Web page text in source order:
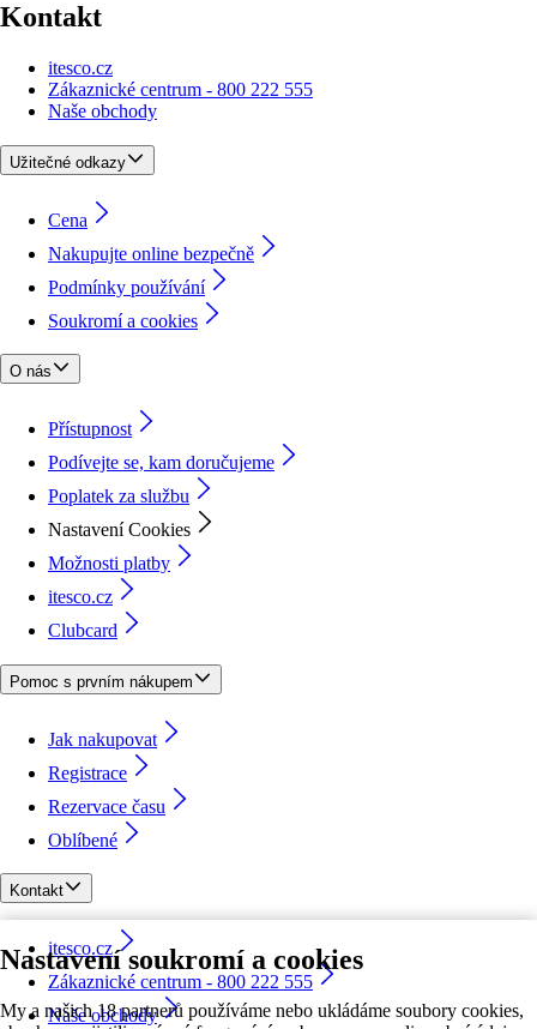
Nastavení soukromí a cookies
My a našich 18 partnerů používáme nebo ukládáme soubory cookies,
Kontakt
itesco.cz
Zákaznické centrum - 800 222 555
Naše obchody
Užitečné odkazy
Cena
Nakupujte online bezpečně
Podmínky používání
Soukromí a cookies
O nás
Přístupnost
Podívejte se, kam doručujeme
Poplatek za službu
Nastavení Cookies
Možnosti platby
itesco.cz
Clubcard
Pomoc s prvním nákupem
Jak nakupovat
Registrace
Rezervace času
Oblíbené
Kontakt
itesco.cz
Zákaznické centrum - 800 222 555
Naše obchody